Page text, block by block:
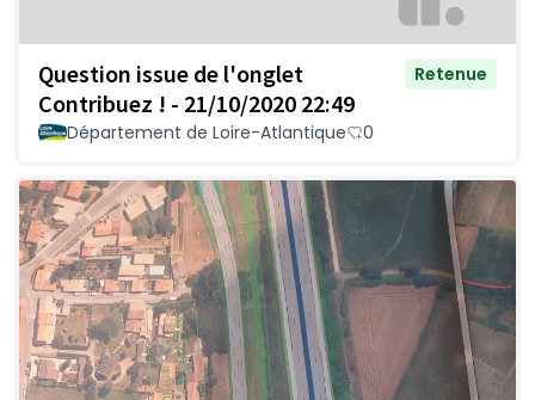
Question issue de l'onglet
Contribuez ! - 21/10/2020 22:49
Retenue
Département de Loire-Atlantique 0